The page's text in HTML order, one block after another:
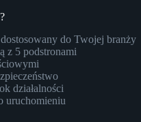
do Twojej branży
z 5 podstronami
działalności
uruchomieniu